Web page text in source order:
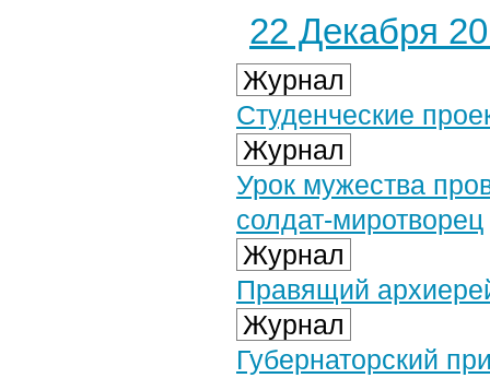
22 Декабря
Журнал
Студенческие
Журнал
Урок мужества
солдат-миротворец
Журнал
Правящий
Журнал
Губернаторский